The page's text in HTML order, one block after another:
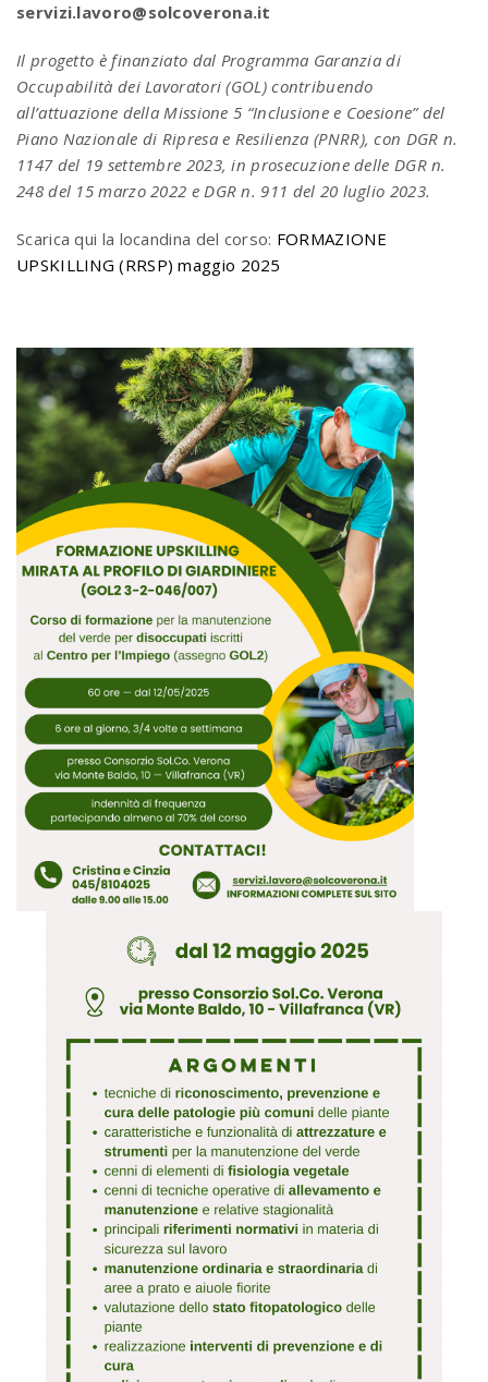
servizi.lavoro@solcoverona.it
Il progetto è finanziato dal Programma Garanzia di
Occupabilità dei Lavoratori (GOL) contribuendo
all’attuazione della Missione 5 “Inclusione e Coesione” del
Piano Nazionale di Ripresa e Resilienza (PNRR), con DGR n.
1147 del 19 settembre 2023, in prosecuzione delle DGR n.
248 del 15 marzo 2022 e DGR n. 911 del 20 luglio 2023.
Scarica qui la locandina del corso: FORMAZIONE
UPSKILLING (RRSP) maggio 2025